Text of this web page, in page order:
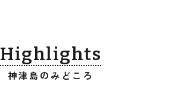
Highlights
神津島のみどころ